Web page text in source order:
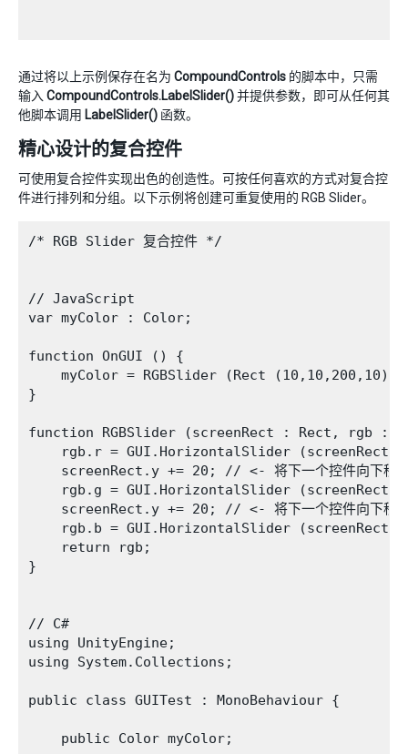
通过将以上示例保存在名为 CompoundControls 的脚本中，只需
输入 CompoundControls.LabelSlider()并提供参数，即可从任何其
他脚本调用 LabelSlider() 函数。
精心设计的复合控件
可使用复合控件实现出色的创造性。可按任何喜欢的方式对复合控
件进行排列和分组。以下示例将创建可重复使用的 RGB Slider。
/* RGB Slider 复合控件 */
// JavaScript
var myColor : Color;
function OnGUI () {
myColor = RGBSlider (Rect (10,10,200,10),
}
function RGBSlider (screenRect : Rect, rgb :
rgb.r = GUI.HorizontalSlider (screenRect,
screenRect.y += 20; // <- 将下一个控件向下移动
rgb.g = GUI.HorizontalSlider (screenRect,
screenRect.y += 20; // <- 将下一个控件向下移动
rgb.b = GUI.HorizontalSlider (screenRect,
    return rgb;
}
// C#
using UnityEngine;
using System.Collections;
public class GUITest : MonoBehaviour {
    public Color myColor;